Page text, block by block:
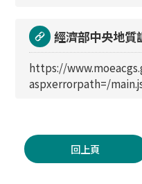
經濟部中央地質
https://
aspxerrorpath=/
回上頁